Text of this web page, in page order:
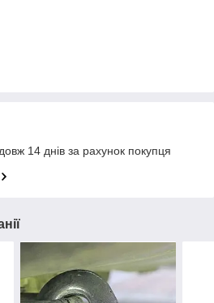
14 днів за рахунок покупця